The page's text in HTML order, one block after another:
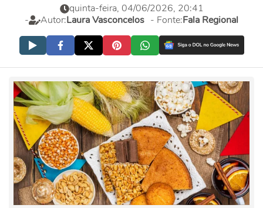
quinta-feira, 04/06/2026, 20:41
-
Autor:Laura Vasconcelos - Fonte:Fala Regional